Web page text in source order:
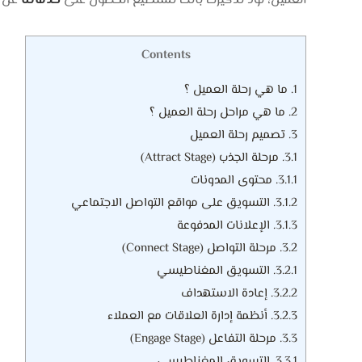
Contents
1. ما هي رحلة العميل ؟
2. ما هي مراحل رحلة العميل ؟
3. تصميم رحلة العميل
3.1. مرحلة الجذب (Attract Stage)
3.1.1. محتوى المدونات
3.1.2. التسويق على مواقع التواصل الاجتماعي
3.1.3. الإعلانات المدفوعة
3.2. مرحلة التواصل (Connect Stage)
3.2.1. التسويق المغناطيسي
3.2.2. إعادة الاستهداف
3.2.3. أنظمة إدارة العلاقات مع العملاء
3.3. مرحلة التفاعل (Engage Stage)